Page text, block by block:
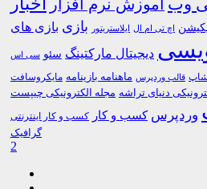
آموزش نرم افزار
اچ تی ام ال ایلاستریتور بازی بازی های
دیجیتال مارکتینگ سئو سی اس
قالب وردپرس ماهنامه بازینامه مایکروسافت
دنیای تراشه مجله الکترونیکی چیپست
وردپرس کسب و کار کسب و کار اینترنتی
گرافیک
2